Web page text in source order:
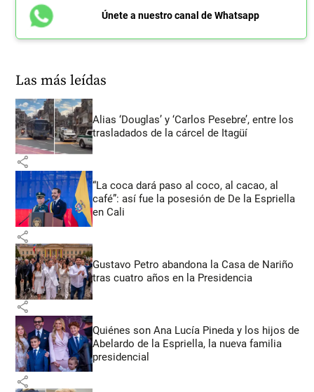
Únete a nuestro canal de Whatsapp
Las más leídas
Alias ‘Douglas’ y ‘Carlos Pesebre’, entre los
trasladados de la cárcel de Itagüí
share
“La coca dará paso al coco, al cacao, al
café”: así fue la posesión de De la Espriella
en Cali
share
Gustavo Petro abandona la Casa de Nariño
tras cuatro años en la Presidencia
share
Quiénes son Ana Lucía Pineda y los hijos de
Abelardo de la Espriella, la nueva familia
presidencial
share